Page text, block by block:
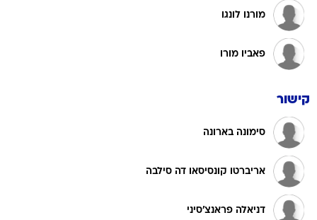
מורנו לונגו
פאביו מורו
קישור
סימונה בארונה
אריברטו קונסיסאו דה סילבה
דניאלה פראנצ'סיני